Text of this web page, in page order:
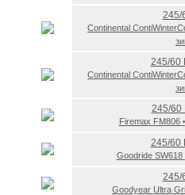
245/
Continental
245/60
Continental
245/60
Firemax FM806 •
245/60
Goodride SW618
245/
Goodyear Ultra